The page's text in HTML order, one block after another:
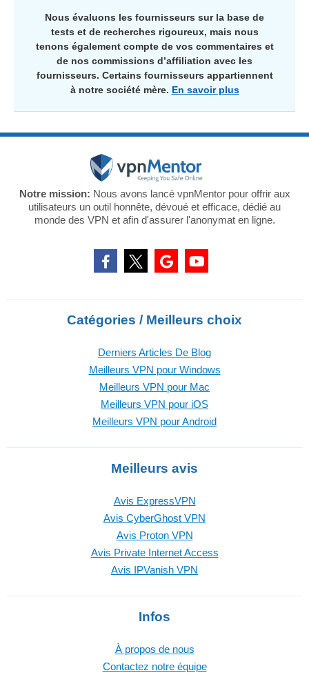
Nous évaluons les fournisseurs sur la base de
tests et de recherches rigoureux, mais nous
tenons également compte de vos commentaires et
de nos commissions d’affiliation avec les
fournisseurs. Certains fournisseurs appartiennent
à notre société mère. En savoir plus
Notre mission: Nous avons lancé vpnMentor pour offrir aux
utilisateurs un outil honnête, dévoué et efficace, dédié au
monde des VPN et afin d'assurer l'anonymat en ligne.
Catégories / Meilleurs choix
Derniers Articles De Blog
Meilleurs VPN pour Windows
Meilleurs VPN pour Mac
Meilleurs VPN pour iOS
Meilleurs VPN pour Android
Meilleurs avis
Avis ExpressVPN
Avis CyberGhost VPN
Avis Proton VPN
Avis Private Internet Access
Avis IPVanish VPN
Infos
À propos de nous
Contactez notre équipe